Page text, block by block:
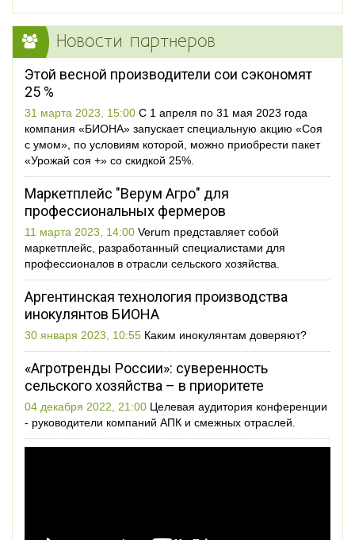
Новости партнеров
Этой весной производители сои сэкономят
25 %
31 марта 2023, 15:00 С 1 апреля по 31 мая 2023 года
компания «БИОНА» запускает специальную акцию «Соя
с умом», по условиям которой, можно приобрести пакет
«Урожай соя +» со скидкой 25%.
Маркетплейс "Верум Агро" для
профессиональных фермеров
11 марта 2023, 14:00 Verum представляет собой
маркетплейс, разработанный специалистами для
профессионалов в отрасли сельского хозяйства.
Аргентинская технология производства
инокулянтов БИОНА
30 января 2023, 10:55 Каким инокулянтам доверяют?
«Агротренды России»: суверенность
сельского хозяйства – в приоритете
04 декабря 2022, 21:00 Целевая аудитория конференции
- руководители компаний АПК и смежных отраслей.